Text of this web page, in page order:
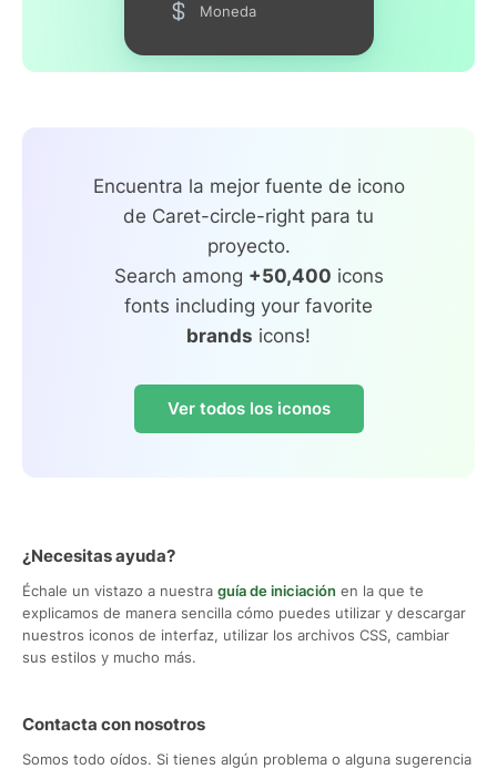
Moneda
Encuentra la mejor fuente de icono
de Caret-circle-right para tu
proyecto.
Search among +50,400 icons
fonts including your favorite
brands icons!
Ver todos los iconos
¿Necesitas ayuda?
Échale un vistazo a nuestra guía de iniciación en la que te
explicamos de manera sencilla cómo puedes utilizar y descargar
nuestros iconos de interfaz, utilizar los archivos CSS, cambiar
sus estilos y mucho más.
Contacta con nosotros
Somos todo oídos. Si tienes algún problema o alguna sugerencia